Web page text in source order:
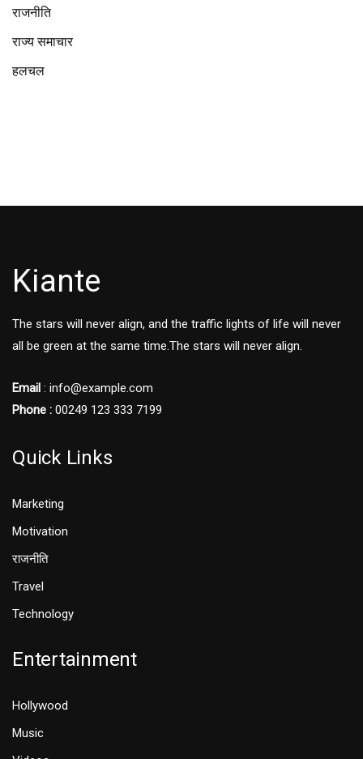
राजनीति
राज्य समाचार
हलचल
Kiante
The stars will never align, and the traffic lights of life will never
all be green at the same time.The stars will never align.
Email : info@example.com
Phone : 00249 123 333 7199
Quick Links
Marketing
Motivation
राजनीति
Travel
Technology
Entertainment
Hollywood
Music